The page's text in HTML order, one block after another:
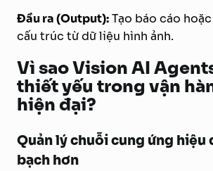
Đầu ra (Output):Tạo báo cáo
cấu trúc từ dữ liệu hình ảnh.
Vì sao Vision AI
thiết yếu trong vận
hiện đại?
Quản lý chuỗi cung ứng hiệu
bạch hơn